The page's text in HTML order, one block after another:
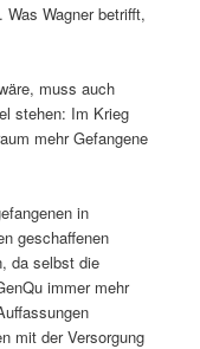
Wagner betrifft,
muss auch
stehen: Im Krieg
mehr Gefangene
in
geschaffenen
da selbst die
immer mehr
mit der Versorgung